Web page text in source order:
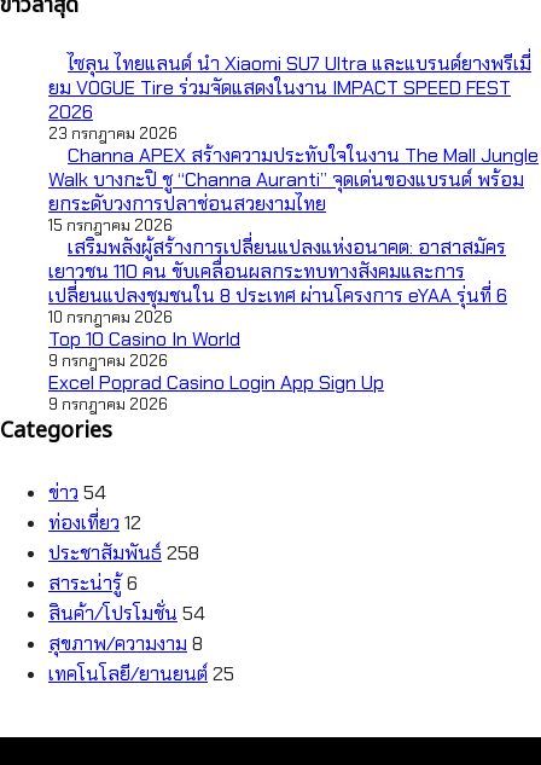
ไซลุน ไทยแลนด์ นำ Xiaomi SU7 Ultra และแบรนด์ยางพรีเมี่
ยม VOGUE Tire ร่วมจัดแสดงในงาน IMPACT SPEED FEST
2026
23 กรกฎาคม 2026
Channa APEX สร้างความประทับใจในงาน The Mall Jungle
Walk บางกะปิ ชู “Channa Auranti” จุดเด่นของแบรนด์ พร้อม
ยกระดับวงการปลาช่อนสวยงามไทย
15 กรกฎาคม 2026
เสริมพลังผู้สร้างการเปลี่ยนแปลงแห่งอนาคต: อาสาสมัคร
เยาวชน 110 คน ขับเคลื่อนผลกระทบทางสังคมและการ
เปลี่ยนแปลงชุมชนใน 8 ประเทศ ผ่านโครงการ eYAA รุ่นที่ 6
10 กรกฎาคม 2026
Top 10 Casino In World
9 กรกฎาคม 2026
Excel Poprad Casino Login App Sign Up
9 กรกฎาคม 2026
Categories
ข่าว 54
ท่องเที่ยว 12
ประชาสัมพันธ์ 258
สาระน่ารู้6
สินค้า/โปรโมชั่น 54
สุขภาพ/ความงาม 8
เทคโนโลยี/ยานยนต์ 25